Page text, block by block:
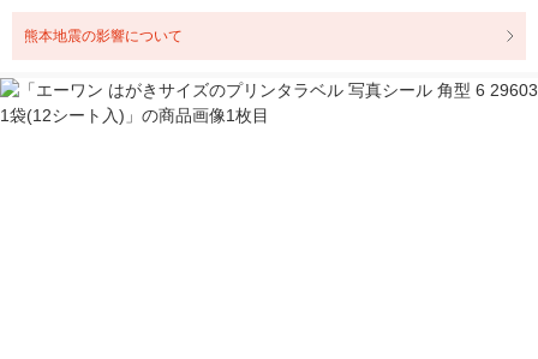
熊本地震の影響について